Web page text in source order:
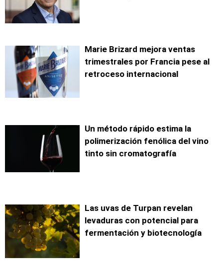
Marie Brizard mejora ventas
trimestrales por Francia pese al
retroceso internacional
Un método rápido estima la
polimerización fenólica del vino
tinto sin cromatografía
Las uvas de Turpan revelan
levaduras con potencial para
fermentación y biotecnología